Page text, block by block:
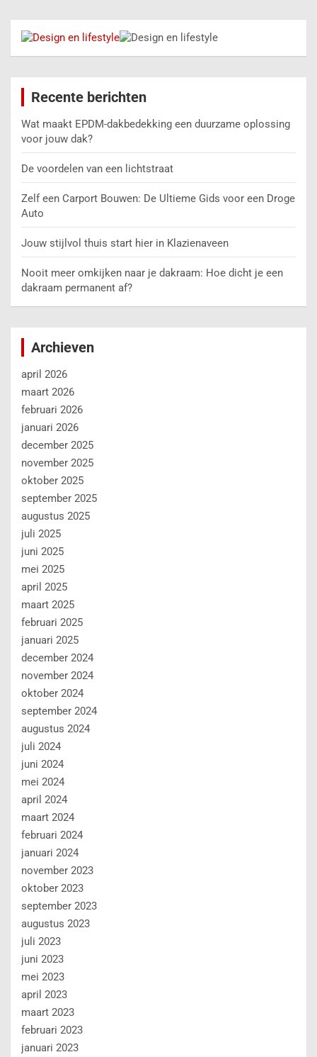
Recente berichten
Wat maakt EPDM-dakbedekking een duurzame oplossing
voor jouw dak?
De voordelen van een lichtstraat
Zelf een Carport Bouwen: De Ultieme Gids voor een Droge
Auto
Jouw stijlvol thuis start hier in Klazienaveen
Nooit meer omkijken naar je dakraam: Hoe dicht je een
dakraam permanent af?
Archieven
april 2026
maart 2026
februari 2026
januari 2026
december 2025
november 2025
oktober 2025
september 2025
augustus 2025
juli 2025
juni 2025
mei 2025
april 2025
maart 2025
februari 2025
januari 2025
december 2024
november 2024
oktober 2024
september 2024
augustus 2024
juli 2024
juni 2024
mei 2024
april 2024
maart 2024
februari 2024
januari 2024
november 2023
oktober 2023
september 2023
augustus 2023
juli 2023
juni 2023
mei 2023
april 2023
maart 2023
februari 2023
januari 2023